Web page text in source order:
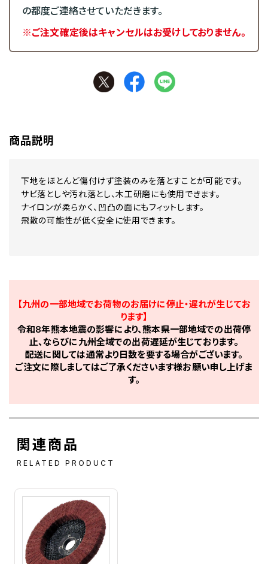
の都度ご連絡させていただきます。
※ご注文確定後はキャンセルはお受けしておりません。
商品説明
下地をほとんど傷付けず塗装のみを落とすことが可能です。
サビ落としや汚れ落とし、木工研磨にも使用できます。
ナイロンが柔らかく、凹凸の面にもフィットします。
飛散の可能性が低く安全に使用できます。
【九州の一部地域でお荷物のお届けに停止・遅れが生じてお
ります】
令和8年熊本地震の影響により、熊本県一部地域での出荷停
止、ならびに九州全域での出荷遅延が生じております。
配送に関しては通常より日数を要する場合がございます。
ご注文に際しましてはご了承くださいます様お願い申し上げま
す。
関連商品
RELATED PRODUCT